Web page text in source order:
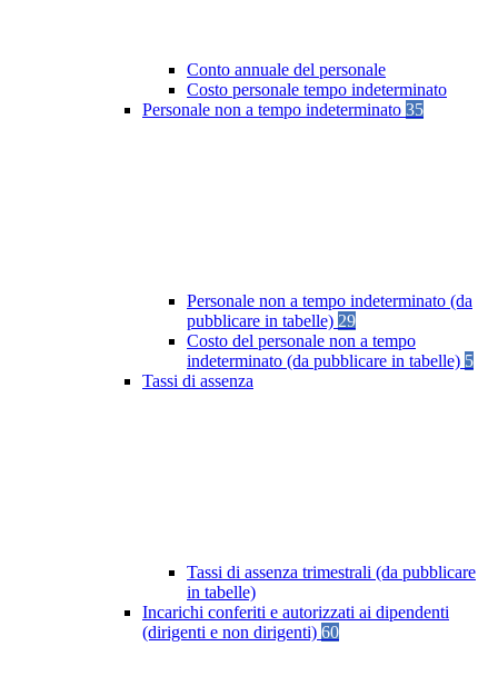
Conto annuale del personale
Costo personale tempo indeterminato
Personale non a tempo indeterminato 35
Personale non a tempo indeterminato (da
pubblicare in tabelle) 29
Costo del personale non a tempo
indeterminato (da pubblicare in tabelle) 5
Tassi di assenza
Tassi di assenza trimestrali (da pubblicare
in tabelle)
Incarichi conferiti e autorizzati ai dipendenti
(dirigenti e non dirigenti) 60